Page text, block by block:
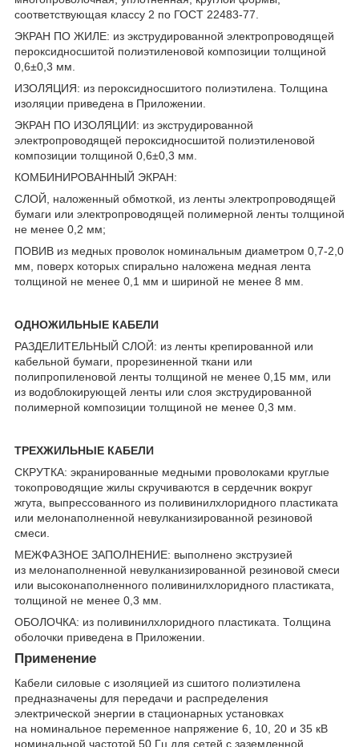
соответствующая классу 2 по ГОСТ 22483-77.
ЭКРАН ПО ЖИЛЕ: из экструдированной электропроводящей
пероксидносшитой полиэтиленовой композиции толщиной
0,6±0,3 мм.
ИЗОЛЯЦИЯ: из пероксидносшитого полиэтилена. Толщина
изоляции приведена в Приложении.
ЭКРАН ПО ИЗОЛЯЦИИ: из экструдированной
электропроводящей пероксидносшитой полиэтиленовой
композиции толщиной 0,6±0,3 мм.
КОМБИНИРОВАННЫЙ ЭКРАН:
СЛОЙ, наложенный обмоткой, из ленты электропроводящей
бумаги или электропроводящей полимерной ленты толщиной
не менее 0,2 мм;
ПОВИВ из медных проволок номинальным диаметром 0,7-2,0
мм, поверх которых спирально наложена медная лента
толщиной не менее 0,1 мм и шириной не менее 8 мм.
ОДНОЖИЛЬНЫЕ КАБЕЛИ
РАЗДЕЛИТЕЛЬНЫЙ СЛОЙ: из ленты крепированной или
кабельной бумаги, прорезиненной ткани или
полипропиленовой ленты толщиной не менее 0,15 мм, или
из водоблокирующей ленты или слоя экструдированной
полимерной композиции толщиной не менее 0,3 мм.
ТРЕХЖИЛЬНЫЕ КАБЕЛИ
СКРУТКА: экранированные медными проволоками круглые
токопроводящие жилы скручиваются в сердечник вокруг
жгута, выпрессованного из поливинилхлоридного пластиката
или мелонаполненной невулканизированной резиновой
смеси.
МЕЖФАЗНОЕ ЗАПОЛНЕНИЕ: выполнено экструзией
из мелонаполненной невулканизированной резиновой смеси
или высоконаполненного поливинилхлоридного пластиката,
толщиной не менее 0,3 мм.
ОБОЛОЧКА: из поливинилхлоридного пластиката. Толщина
оболочки приведена в Приложении.
Применение
Кабели силовые с изоляцией из сшитого полиэтилена
предназначены для передачи и распределения
электрической энергии в стационарных установках
на номинальное переменное напряжение 6, 10, 20 и 35 кВ
номинальной частотой 50 Гц для сетей с заземленной